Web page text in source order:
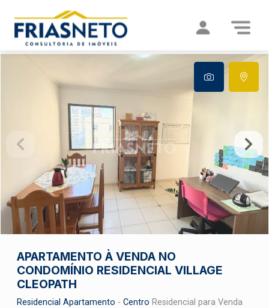
APARTAMENTO À VENDA NO
CONDOMÍNIO RESIDENCIAL VILLAGE
CLEOPATH
Residencial Apartamento - Centro Residencial para Venda